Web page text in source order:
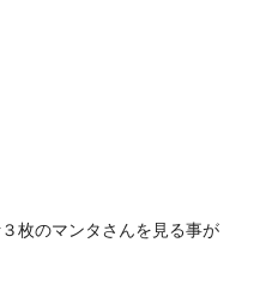
枚のマンタさんを見る事が